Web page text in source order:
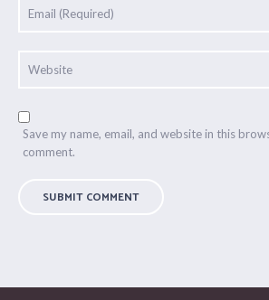
Save my name, email, and website in this
comment.